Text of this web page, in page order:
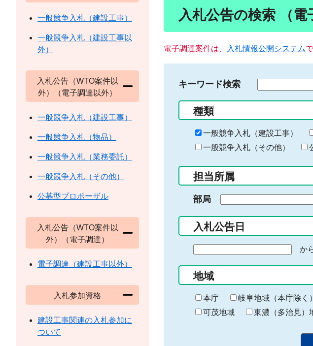
入札公告の検索 （電
電子調達案件は、 入札情報公開システム
キーワード検索
る
キ
ー
ー
入
力
種類
一般競争入札（建設工事）
一般競争入札（その他）
担当所属
部局
入札公告日
の
始
ま
り
か
地域
本庁 岐阜地域（本庁除く）
可茂地域
東濃（多治見）
一般競争入札（建設工事）
一般競争入札（建設工事以
外）
入札公告（WTO案件以
外）（電子調達以外）
一般競争入札（建設工事）
一般競争入札（物品）
一般競争入札（業務委託）
一般競争入札（その他）
公募型プロポーザル
入札公告（WTO案件以
外）（電子調達）
電子調達（建設工事以外）
入札参加資格
建設工事関連の入札参加に
ついて